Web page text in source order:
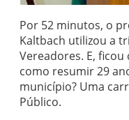
Por 52 minutos, o
Kaltbach utilizou a
Vereadores. E,
como resumir 29
município? Uma
Público.